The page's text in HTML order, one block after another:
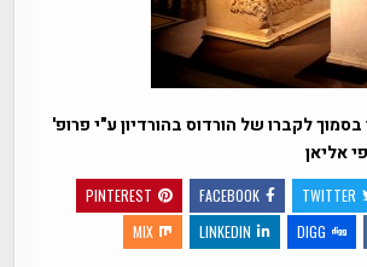
לקברו של הורדוס בהורדיון ע"י פרופ'
אליאן
TWITTER
FACEBOOK
PINTEREST
DIGG
LINKEDIN
MIX